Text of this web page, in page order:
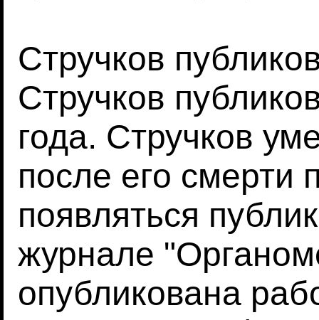
Стручков
Стручков
года. Стручков
после его смерти
появляться
журнале
опубликована